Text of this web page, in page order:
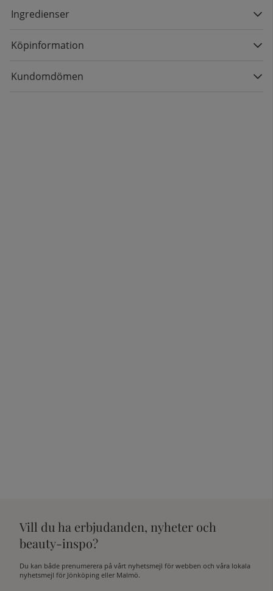
Ingredienser
Köpinformation
Kundomdömen
Vill du ha erbjudanden, nyheter och
beauty-inspo?
Du kan både prenumerera på vårt nyhetsmejl för webben och våra lokala
nyhetsmejl för Jönköping eller Malmö.